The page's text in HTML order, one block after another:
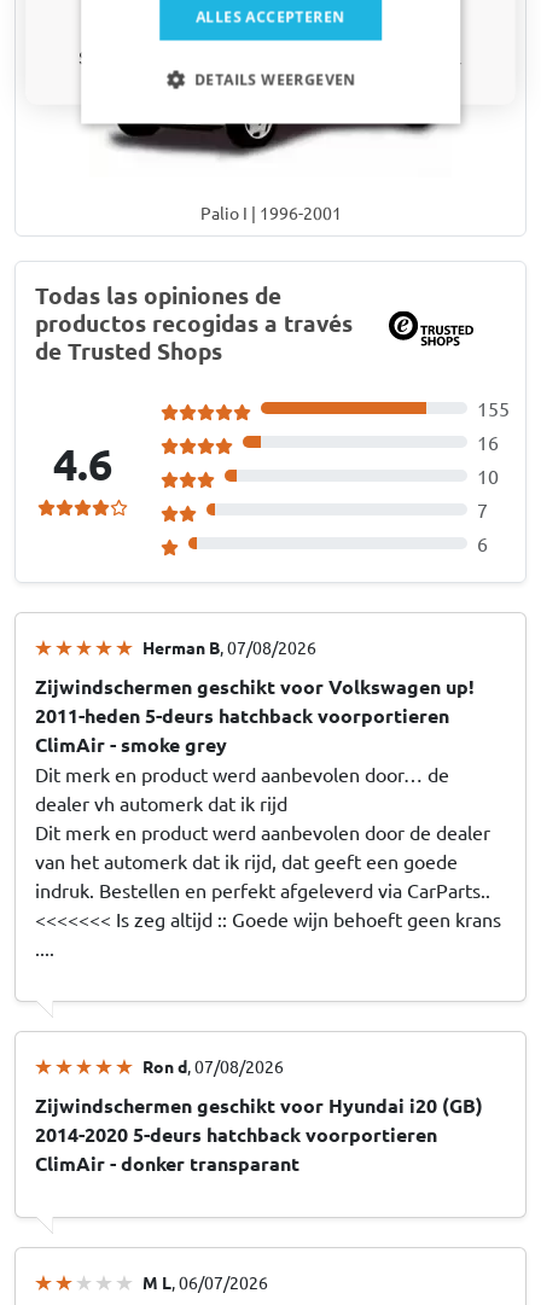
Palio I | 1996-2001
Todas las opiniones de
productos recogidas a través
de Trusted Shops
4.6
155
16
10
7
6
Herman B, 07/08/2026
Zijwindschermen geschikt voor Volkswagen up!
2011-heden 5-deurs hatchback voorportieren
ClimAir - smoke grey
Dit merk en product werd aanbevolen door… de
dealer vh automerk dat ik rijd
Dit merk en product werd aanbevolen door de dealer
van het automerk dat ik rijd, dat geeft een goede
indruk. Bestellen en perfekt afgeleverd via CarParts..
<<<<<<< Is zeg altijd :: Goede wijn behoeft geen krans
....
Ron d, 07/08/2026
Zijwindschermen geschikt voor Hyundai i20 (GB)
2014-2020 5-deurs hatchback voorportieren
ClimAir - donker transparant
M L, 06/07/2026
ALLES ACCEPTEREN
DETAILS WEERGEVEN
Solo actualizaciones y ofertas relevantes para tu coche.